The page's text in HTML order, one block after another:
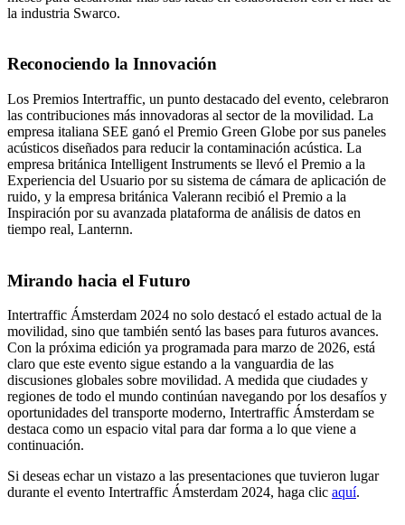
la industria Swarco.
Reconociendo la Innovación
Los Premios Intertraffic, un punto destacado del evento, celebraron
las contribuciones más innovadoras al sector de la movilidad. La
empresa italiana SEE ganó el Premio Green Globe por sus paneles
acústicos diseñados para reducir la contaminación acústica. La
empresa británica Intelligent Instruments se llevó el Premio a la
Experiencia del Usuario por su sistema de cámara de aplicación de
ruido, y la empresa británica Valerann recibió el Premio a la
Inspiración por su avanzada plataforma de análisis de datos en
tiempo real, Lanternn.
Mirando hacia el Futuro
Intertraffic Ámsterdam 2024 no solo destacó el estado actual de la
movilidad, sino que también sentó las bases para futuros avances.
Con la próxima edición ya programada para marzo de 2026, está
claro que este evento sigue estando a la vanguardia de las
discusiones globales sobre movilidad. A medida que ciudades y
regiones de todo el mundo continúan navegando por los desafíos y
oportunidades del transporte moderno, Intertraffic Ámsterdam se
destaca como un espacio vital para dar forma a lo que viene a
continuación.
Si deseas echar un vistazo a las presentaciones que tuvieron lugar
durante el evento Intertraffic Ámsterdam 2024, haga clic aquí.